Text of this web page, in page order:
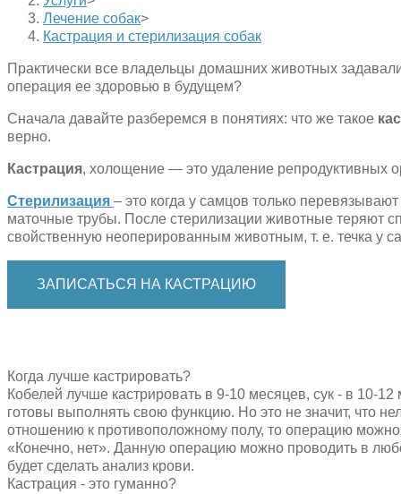
Лечение собак>
Кастрация и стерилизация собак
Практически все владельцы домашних животных
операция ее здоровью в будущем?
Сначала давайте разберемся в понятиях: что же такое
верно.
Кастрация, холощение — это удаление репродуктивных
Стерилизация – это когда у самцов только
маточные трубы. После стерилизации животные теряют
свойственную неоперированным животным, т. е. течка у
ЗАПИСАТЬСЯ НА КАСТРАЦИЮ
Когда лучше кастрировать?
Кобелей лучше кастрировать в 9-10 месяцев, сук - в 10-
готовы выполнять свою функцию. Но это не значит, что
отношению к противоположному полу, то операцию
«Конечно, нет». Данную операцию можно проводить в
будет сделать анализ крови.
Кастрация - это гуманно?